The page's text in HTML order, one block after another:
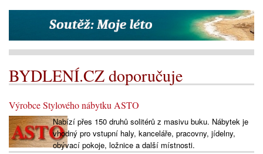
BYDLENÍ.CZ doporučuje
Výrobce Stylového nábytku ASTO
Nabízí přes 150 druhů solitérů z masivu buku. Nábytek je
vhodný pro vstupní haly, kanceláře, pracovny, jídelny,
obývací pokoje, ložnice a další místnosti.